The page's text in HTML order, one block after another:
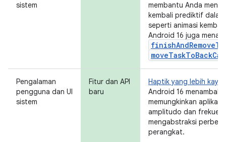
sistem
membantu Anda
kembali prediktif
seperti animasi
Android 16 juga
Pengalaman
pengguna dan UI
sistem
Fitur dan API
baru
Haptik yang lebih kaya
Android 16
memungkinkan
amplitudo dan
mengabstraksi
perangkat.